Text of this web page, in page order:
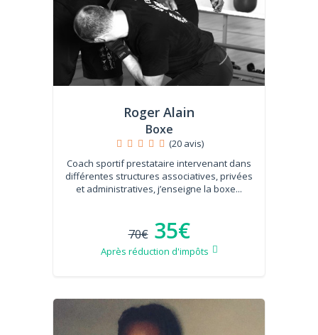
Roger Alain
Boxe
(20 avis)
Coach sportif prestataire intervenant dans
différentes structures associatives, privées
et administratives, j’enseigne la boxe...
70€ 35€
Après réduction d'impôts